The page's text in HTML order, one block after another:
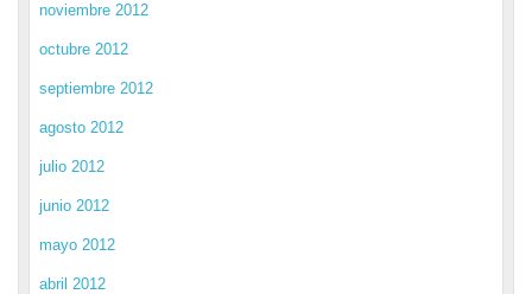
noviembre 2012
octubre 2012
septiembre 2012
agosto 2012
julio 2012
junio 2012
mayo 2012
abril 2012